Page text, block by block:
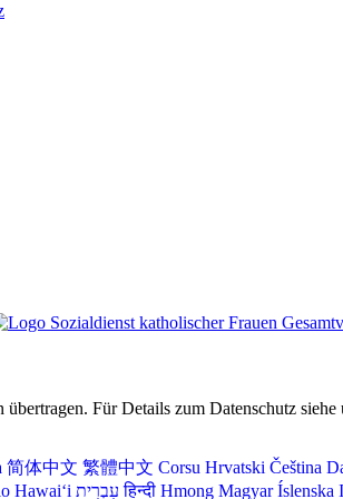
Für Details zum Datenschutz siehe
简体中文 繁體中文 Corsu Hrvatski Čeština‎
Hawaiʻi עִבְרִית हिन्दी Hmong Magyar Íslenska